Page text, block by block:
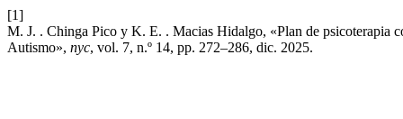
[1]
M. J. . Chinga Pico y K. E. . Macias Hidalgo, «Plan de psicoterapia
Autismo», nyc, vol. 7, n.º 14, pp. 272–286, dic. 2025.